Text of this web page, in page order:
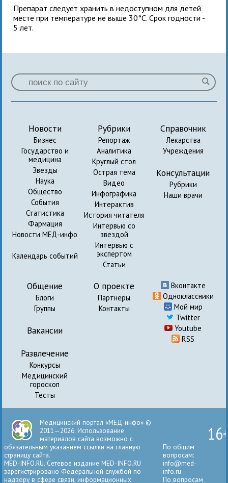
Препарат следует хранить в недоступном для детей
месте при температуре не выше 30°С. Срок годности -
5 лет.
Новости
Бизнес
Государство и
медицина
Звезды
Наука
Общество
События
Статистика
Фармация
Новости МЕД-инфо
Календарь событий
Рубрики
Репортаж
Аналитика
Круглый стол
Острая тема
Видео
Инфографика
Интерактив
История читателя
Интервью со
звездой
Интервью с
экспертом
Статьи
Справочник
Лекарства
Учреждения
Консультации
Рубрики
Наши врачи
Общение
Блоги
Группы
Вакансии
Развлечение
Конкурсы
Медицинский
гороскоп
Тесты
О проекте
Партнеры
Контакты
Вконтакте
Одноклассники
Мой мир
Twitter
Youtube
RSS
Медицинский портал «МЕД-инфо» ©
2011—2026. Использование
материалов сайта возможно с
обязательным указанием ссылки на главную
страницу сайта.
MED-INFO.RU. Сетевое издание MED-INFO.RU
зарегистрировано Федеральной службой по
надзору в сфере связи, информационных
По общим
вопросам:
info@med-
info.ru
По вопросам